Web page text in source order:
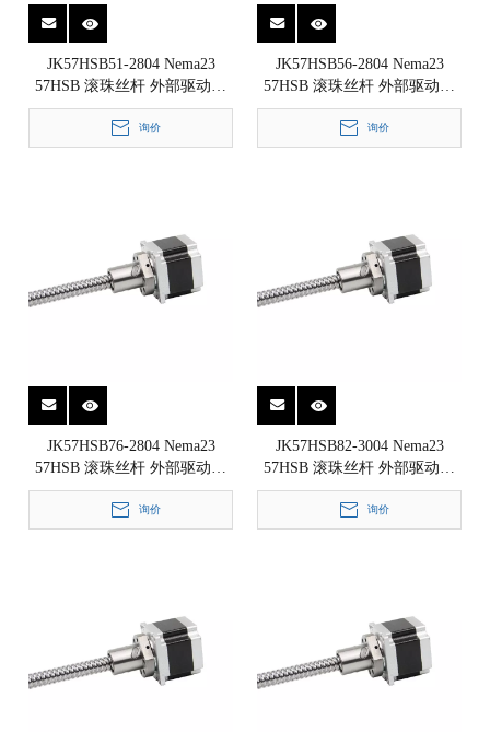
JK57HSB51-2804 Nema23
57HSB 滚珠丝杆 外部驱动式
直线步进电机 1.8°
57x57x51mm
询价
JK57HSB56-2804 Nema23
57HSB 滚珠丝杆 外部驱动式
直线步进电机 1.8°
57x57x56mm
询价
JK57HSB76-2804 Nema23
57HSB 滚珠丝杆 外部驱动式
直线步进电机 1.8°
57x57x76mm
询价
JK57HSB82-3004 Nema23
57HSB 滚珠丝杆 外部驱动式
直线步进电机 1.8°
57x57x82mm
询价